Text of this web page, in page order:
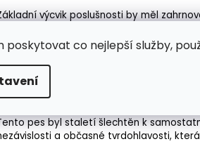
poskytovat co nejlepší služby,
výcvik poslušnosti by měl
vodítku a nepouštět mladého
smålandského honiče je ideální,
stopě, pachové hry nebo
a rozmanitého tréninku je
nebo ničení věcí.
pes byl staletí šlechtěn k
a občasné tvrdohlavosti,